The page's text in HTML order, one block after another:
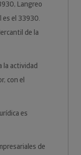
Langreo
es el 33930.
de la
la actividad
con el
es
de